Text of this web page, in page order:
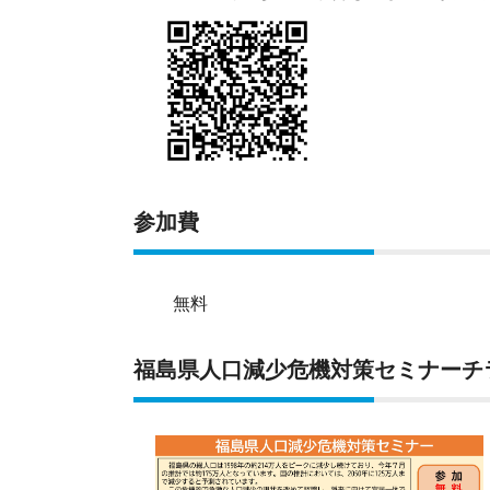
参加費
無料
福島県人口減少危機対策セミナーチ